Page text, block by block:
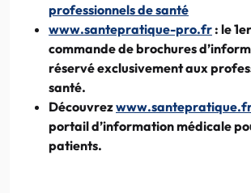
professionnels de santé
www.santepratique-pro.fr : le
commande de brochures
réservé exclusivement aux
santé.
Découvrezwww.santepratique.fr
portail d’information médicale
patients.